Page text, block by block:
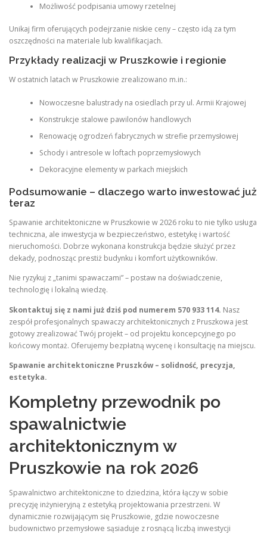
Możliwość podpisania umowy rzetelnej
Unikaj firm oferujących podejrzanie niskie ceny – często idą za tym
oszczędności na materiale lub kwalifikacjach.
Przykłady realizacji w Pruszkowie i regionie
W ostatnich latach w Pruszkowie zrealizowano m.in.:
Nowoczesne balustrady na osiedlach przy ul. Armii Krajowej
Konstrukcje stalowe pawilonów handlowych
Renowację ogrodzeń fabrycznych w strefie przemysłowej
Schody i antresole w loftach poprzemysłowych
Dekoracyjne elementy w parkach miejskich
Podsumowanie – dlaczego warto inwestować już
teraz
Spawanie architektoniczne w Pruszkowie w 2026 roku to nie tylko usługa
techniczna, ale inwestycja w bezpieczeństwo, estetykę i wartość
nieruchomości. Dobrze wykonana konstrukcja będzie służyć przez
dekady, podnosząc prestiż budynku i komfort użytkowników.
Nie ryzykuj z „tanimi spawaczami” – postaw na doświadczenie,
technologię i lokalną wiedzę.
Skontaktuj się z nami już dziś pod numerem 570 933 114. Nasz
zespół profesjonalnych spawaczy architektonicznych z Pruszkowa jest
gotowy zrealizować Twój projekt – od projektu koncepcyjnego po
końcowy montaż. Oferujemy bezpłatną wycenę i konsultację na miejscu.
Spawanie architektoniczne Pruszków – solidność, precyzja,
estetyka.
Kompletny przewodnik po
spawalnictwie
architektonicznym w
Pruszkowie na rok 2026
Spawalnictwo architektoniczne to dziedzina, która łączy w sobie
precyzję inżynieryjną z estetyką projektowania przestrzeni. W
dynamicznie rozwijającym się Pruszkowie, gdzie nowoczesne
budownictwo przemysłowe sąsiaduje z rosnącą liczbą inwestycji